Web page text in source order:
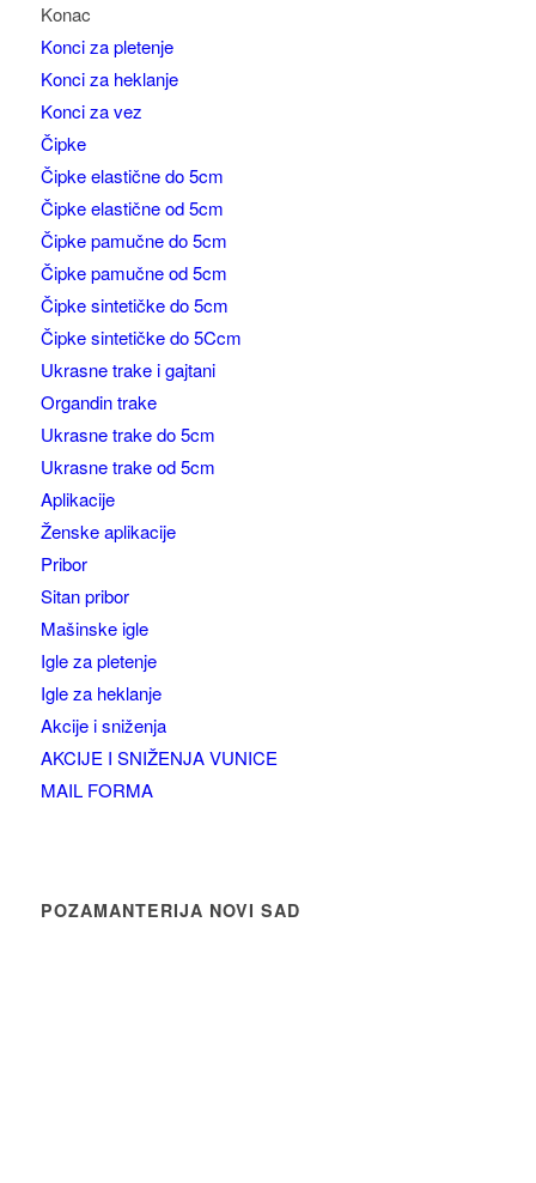
Konac
Konci za pletenje
Konci za heklanje
Konci za vez
Čipke
Čipke elastične do 5cm
Čipke elastične od 5cm
Čipke pamučne do 5cm
Čipke pamučne od 5cm
Čipke sintetičke do 5cm
Čipke sintetičke do 5Ccm
Ukrasne trake i gajtani
Organdin trake
Ukrasne trake do 5cm
Ukrasne trake od 5cm
Aplikacije
Ženske aplikacije
Pribor
Sitan pribor
Mašinske igle
Igle za pletenje
Igle za heklanje
Akcije i sniženja
AKCIJE I SNIŽENJA VUNICE
MAIL FORMA
POZAMANTERIJA NOVI SAD